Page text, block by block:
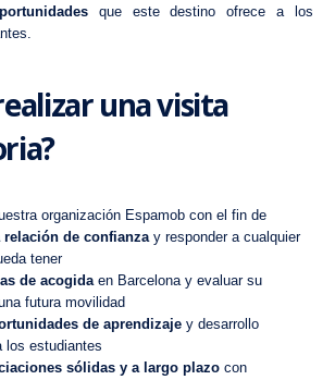
que este destino ofrece a los
una visita
organización Espamob con el fin de
relación de confianzay responder a cualquier
tener
de acogida en Barcelona y evaluar su
futura movilidad
de aprendizajey desarrollo
los estudiantes
sólidas y a largo plazocon